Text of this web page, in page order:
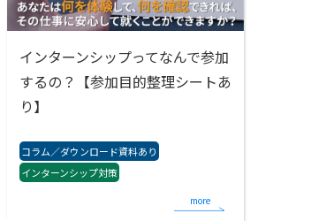
インターンシップってなんで参加
するの？【参加目的整理シートあ
り】
コラム／ダウンロード資料あり
インターンシップ対策
more